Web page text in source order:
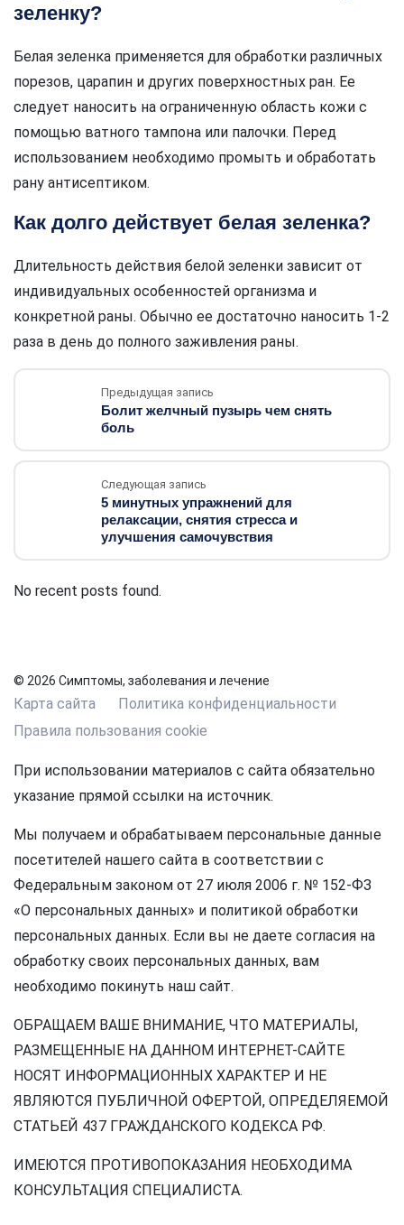
зеленку?
Белая зеленка применяется для обработки различных
порезов, царапин и других поверхностных ран. Ее
следует наносить на ограниченную область кожи с
помощью ватного тампона или палочки. Перед
использованием необходимо промыть и обработать
рану антисептиком.
Как долго действует белая зеленка?
Длительность действия белой зеленки зависит от
индивидуальных особенностей организма и
конкретной раны. Обычно ее достаточно наносить 1-2
раза в день до полного заживления раны.
Предыдущая запись
Болит желчный пузырь чем снять
боль
Следующая запись
5 минутных упражнений для
релаксации, снятия стресса и
улучшения самочувствия
No recent posts found.
© 2026 Симптомы, заболевания и лечение
Карта сайта
Политика конфиденциальности
Правила пользования cookie
При использовании материалов с сайта обязательно
указание прямой ссылки на источник.
Мы получаем и обрабатываем персональные данные
посетителей нашего сайта в соответствии с
Федеральным законом от 27 июля 2006 г. № 152-ФЗ
«О персональных данных» и политикой обработки
персональных данных. Если вы не даете согласия на
обработку своих персональных данных, вам
необходимо покинуть наш сайт.
ОБРАЩАЕМ ВАШЕ ВНИМАНИЕ, ЧТО МАТЕРИАЛЫ,
РАЗМЕЩЕННЫЕ НА ДАННОМ ИНТЕРНЕТ-САЙТЕ
НОСЯТ ИНФОРМАЦИОННЫХ ХАРАКТЕР И НЕ
ЯВЛЯЮТСЯ ПУБЛИЧНОЙ ОФЕРТОЙ, ОПРЕДЕЛЯЕМОЙ
СТАТЬЕЙ 437 ГРАЖДАНСКОГО КОДЕКСА РФ.
ИМЕЮТСЯ ПРОТИВОПОКАЗАНИЯ НЕОБХОДИМА
КОНСУЛЬТАЦИЯ СПЕЦИАЛИСТА.